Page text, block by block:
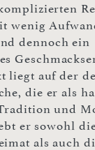
wenig
dennoch ein
liegt auf der
die er als
und
er sowohl
als auch